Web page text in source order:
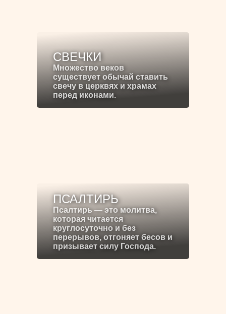
СВЕЧКИ
Множество веков
существует обычай ставить
свечу в церквях и храмах
перед иконами.
ПСАЛТИРЬ
Псалтирь — это молитва,
которая читается
круглосуточно и без
перерывов, отгоняет бесов и
призывает силу Господа.